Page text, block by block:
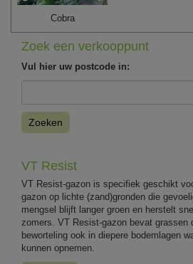
Cobra
Zoek een verkooppunt
Vul hier uw postcode in:
Zoeken
VT Resist
VT Resist-gazon is specifiek geschikt
gazon op lichte (zand)gronden die
mengsel blijft langer groen en herstelt
zomers. VT Resist-gazon bevat grassen
beworteling ook in diepere bodemlagen
kunnen opnemen.